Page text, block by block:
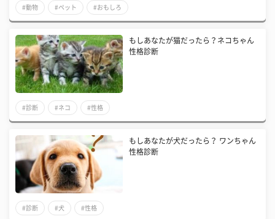
#動物 #ペット #おもしろ
もしあなたが猫だったら？ネコちゃん
性格診断
#診断 #ネコ #性格
もしあなたが犬だったら？ ワンちゃん
性格診断
#診断 #犬 #性格